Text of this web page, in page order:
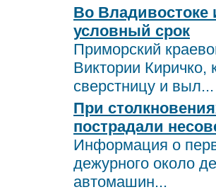
Во
условный срок
Приморский
Виктории
сверстницу и выл...
При
пострадали
Информация о
дежурного около
автомашин...